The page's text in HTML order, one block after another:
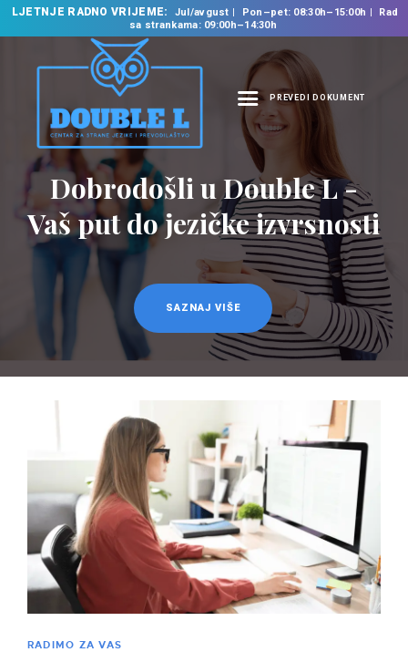
LJETNJE RADNO VRIJEME: Jul/avgust Pon–pet: 08:30h–15:00h
Rad
sa strankama: 09:00h–14:30h
PREVEDI DOKUMENT
NASLOVNA
O NAMA
NAŠE USLUGE
ŠKOLA STRANIH
JEZIKA
PREVODILAČKI BIRO
KURSEVI
NOVOSTI
KONTAKT
Dobrodošli u Double L -
Vaš put do jezičke izvrsnosti
SAZNAJ VIŠE
RADIMO ZA VAS